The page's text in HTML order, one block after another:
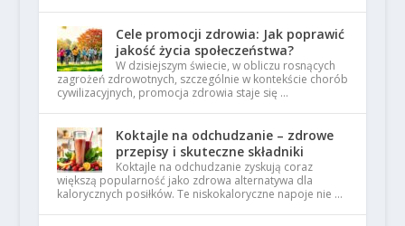
Cele promocji zdrowia: Jak poprawić
jakość życia społeczeństwa?
W dzisiejszym świecie, w obliczu rosnących
zagrożeń zdrowotnych, szczególnie w kontekście chorób
cywilizacyjnych, promocja zdrowia staje się …
Koktajle na odchudzanie – zdrowe
przepisy i skuteczne składniki
Koktajle na odchudzanie zyskują coraz
większą popularność jako zdrowa alternatywa dla
kalorycznych posiłków. Te niskokaloryczne napoje nie …